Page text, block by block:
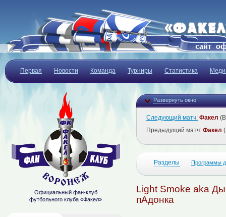
Первая Новости Команда Турниры Статистика
Развернуть окно
Следующий матч: Факел
Предыдущий матч: Факел
Разделы Программы
Light Smoke aka
пАдонка
Официальный фан-клуб
футбольного клуба «Факел»